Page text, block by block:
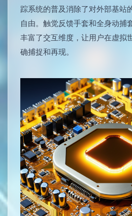
踪系统的普及消除了对外部基站
自由。触觉反馈手套和全身动捕
丰富了交互维度，让用户在虚拟
确捕捉和再现。